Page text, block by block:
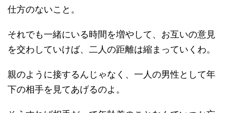
仕方のないこと。
それでも一緒にいる時間を増やして、お互いの意見
を交わしていけば、二人の距離は縮まっていくわ。
親のように接するんじゃなく、一人の男性として年
下の相手を見てあげるのよ。